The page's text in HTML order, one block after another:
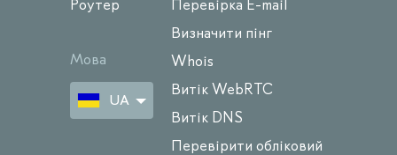
Роутер
Мова
UA
Перевірка E-mail
Визначити пінг
Whois
Витік WebRTC
Витік DNS
Перевірити обліковий